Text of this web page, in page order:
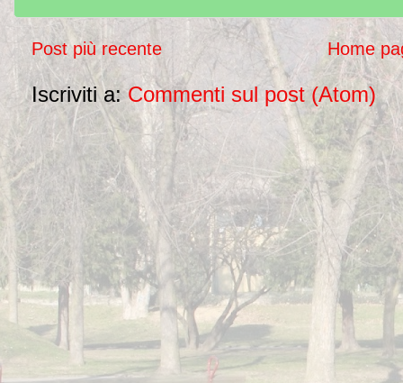
Post più recente Home
Iscriviti a:Commenti sul post (Atom)